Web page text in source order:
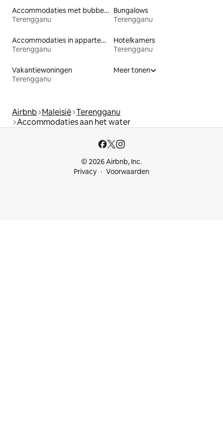
Accommodaties met bubbelbad
Terengganu
Bungalows
Terengganu
Accommodaties in appartementen met diensten
Terengganu
Hotelkamers
Terengganu
Vakantiewoningen
Terengganu
Meer tonen
Airbnb Maleisië Terengganu
Accommodaties aan het water
© 2026 Airbnb, Inc.
Privacy
Voorwaarden